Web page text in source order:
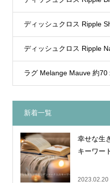
ディッシュクロス Ripple
ディッシュクロス Ripple
ラグ Melange Mauve 約70
新着一覧
幸せな生
キーワー
2023.02.20